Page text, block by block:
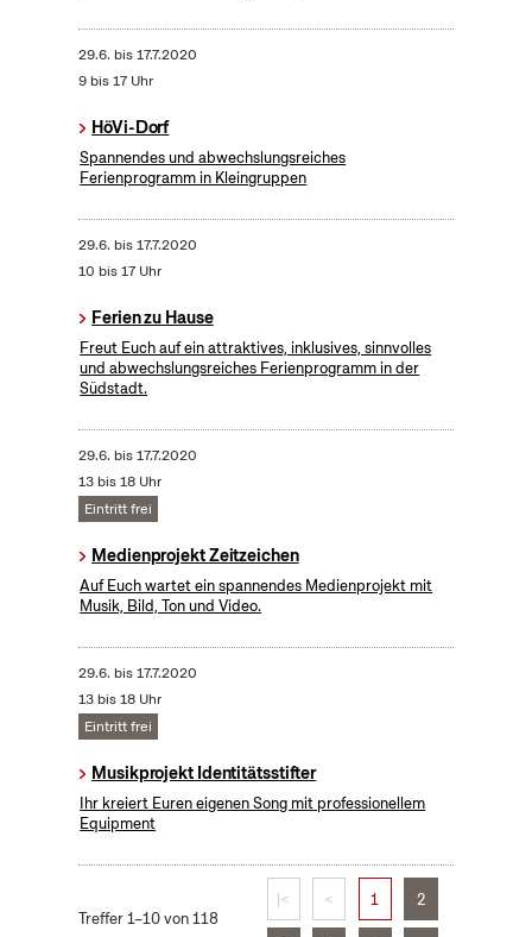
29.6. bis17.7.2020
9 bis 17 Uhr
HöVi-Dorf
Spannendes und abwechslungsreiches
Ferienprogramm in Kleingruppen
29.6. bis17.7.2020
10 bis 17 Uhr
Ferien zu Hause
Freut Euch auf ein attraktives, inklusives, sinnvolles
und abwechslungsreiches Ferienprogramm in der
Südstadt.
29.6. bis17.7.2020
13 bis 18 Uhr
Eintritt frei
Medienprojekt Zeitzeichen
Auf Euch wartet ein spannendes Medienprojekt mit
Musik, Bild, Ton und Video.
29.6. bis17.7.2020
13 bis 18 Uhr
Eintritt frei
Musikprojekt Identitätsstifter
Ihr kreiert Euren eigenen Song mit professionellem
Equipment
Treffer 1–10 von 118
|< < 1 2